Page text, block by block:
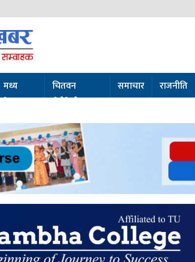
मध्य
नेपाल
चितवन
सेरोफेरो
समाचार राजनीति